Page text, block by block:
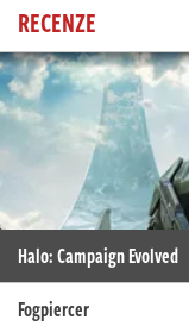
RECENZE
Halo: Campaign Evolved
Fogpiercer